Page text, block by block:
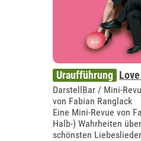
Uraufführung
DarstellBar / Mini-
von Fabian Ranglack
Eine Mini-Revue von
Halb-) Wahrheiten
schönsten